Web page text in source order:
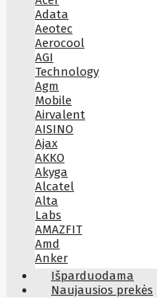
Adata
Aeotec
Aerocool
AGI
Technology
Agm
Mobile
Airvalent
AISINO
Ajax
AKKO
Akyga
Alcatel
Alta
Labs
AMAZFIT
Amd
Anker
Antec
Aoc
Išparduodama
Naujausios prekės